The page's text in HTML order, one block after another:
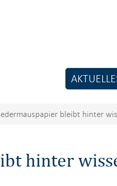
bleibt hinter
hinter